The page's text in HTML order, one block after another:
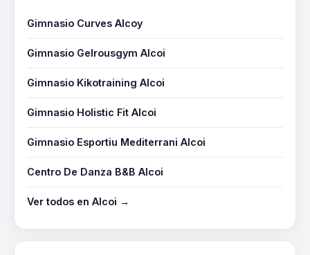
Gimnasio Curves Alcoy
Gimnasio Gelrousgym Alcoi
Gimnasio Kikotraining Alcoi
Gimnasio Holistic Fit Alcoi
Gimnasio Esportiu Mediterrani Alcoi
Centro De Danza B&B Alcoi
Ver todos en Alcoi →